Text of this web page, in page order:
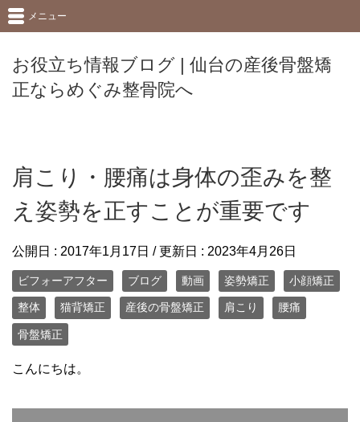
お役立ち情報ブログ | 仙台の産後骨盤矯
正ならめぐみ整骨院へ
メニュー
肩こり・腰痛は身体の歪みを整
え姿勢を正すことが重要です
公開日 : 2017年1月17日 / 更新日 : 2023年4月26日
ビフォーアフター ブログ 動画 姿勢矯正 小顔矯正
整体 猫背矯正 産後の骨盤矯正 肩こり 腰痛
骨盤矯正
こんにちは。